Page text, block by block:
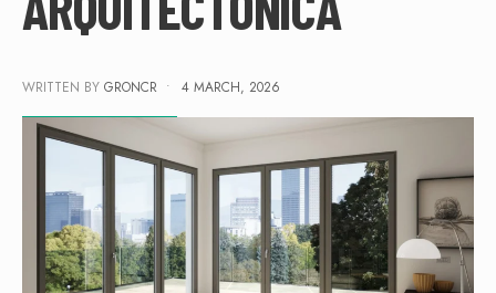
WRITTEN BY GRONCR • 4 MARCH, 2026